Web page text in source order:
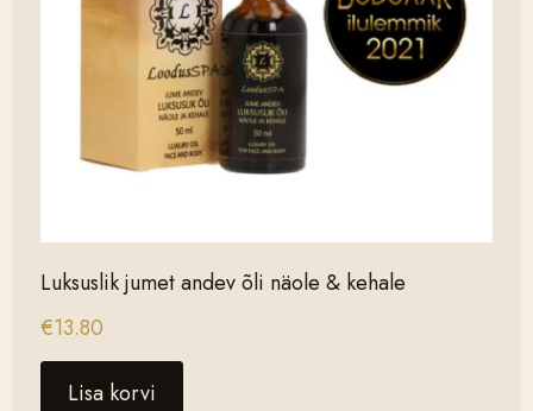
Luksuslik jumet andev õli näole & kehale
€13.80
Lisa korvi